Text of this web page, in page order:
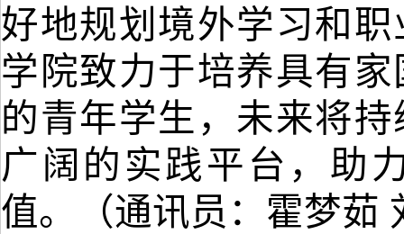
好地规划境外学习和
学院致力于培养具有
的青年学生，未来将
广阔的实践平台，助
值。（通讯员：霍梦茹